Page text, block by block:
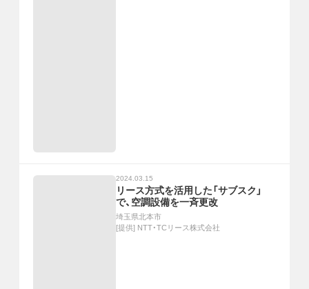
2024.03.15
リース方式を活用した「サブスク」
で、空調設備を一斉更改
埼玉県北本市
[提供] NTT・TCリース株式会社